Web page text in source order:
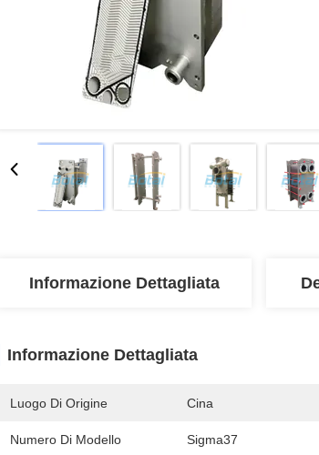
Informazione Dettagliata
Informazione Dettagliata
Luogo Di Origine Cina
Numero Di Modello Sigma37